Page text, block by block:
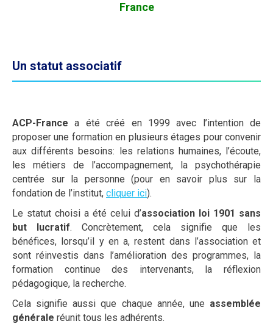
France
Un statut associatif
ACP-France a été créé en 1999 avec l’intention de
proposer une formation en plusieurs étages pour convenir
aux différents besoins: les relations humaines, l’écoute,
les métiers de l’accompagnement, la psychothérapie
centrée sur la personne (pour en savoir plus sur la
fondation de l’institut, cliquer ici).
Le statut choisi a été celui d’association loi 1901 sans
but lucratif. Concrètement, cela signifie que les
bénéfices, lorsqu’il y en a, restent dans l’association et
sont réinvestis dans l’amélioration des programmes, la
formation continue des intervenants, la réflexion
pédagogique, la recherche.
Cela signifie aussi que chaque année, une assemblée
générale réunit tous les adhérents.